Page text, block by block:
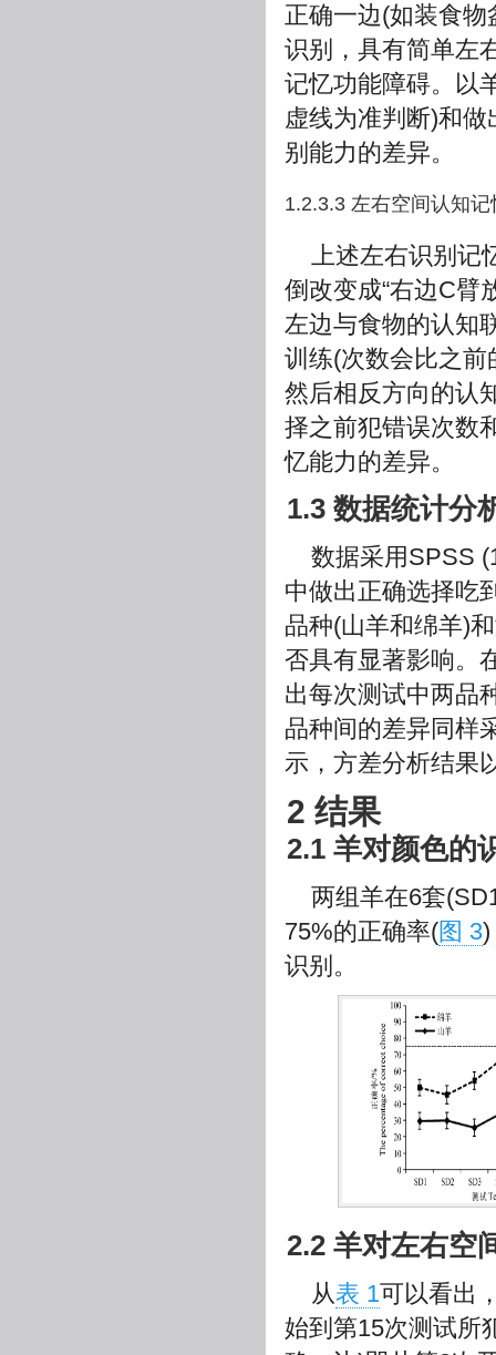
正确一边(如装食物
识别，具有简单左
记忆功能障碍。以
虚线为准判断)和
别能力的差异。
1.2.3.3 左右空间认知记
上述左右识别记
倒改变成“右边C臂
左边与食物的认知
训练(次数会比之
然后相反方向的认
择之前犯错误次数
忆能力的差异。
1.3 数据统计分
数据采用SPSS
中做出正确选择吃
品种(山羊和绵羊)
否具有显著影响。
出每次测试中两品
品种间的差异同样
示，方差分析结果
2 结果
2.1 羊对颜色的
两组羊在6套
75%的正确率(图 3)
识别。
2.2 羊对左右空
从表 1可以看出
始到第15次测试所